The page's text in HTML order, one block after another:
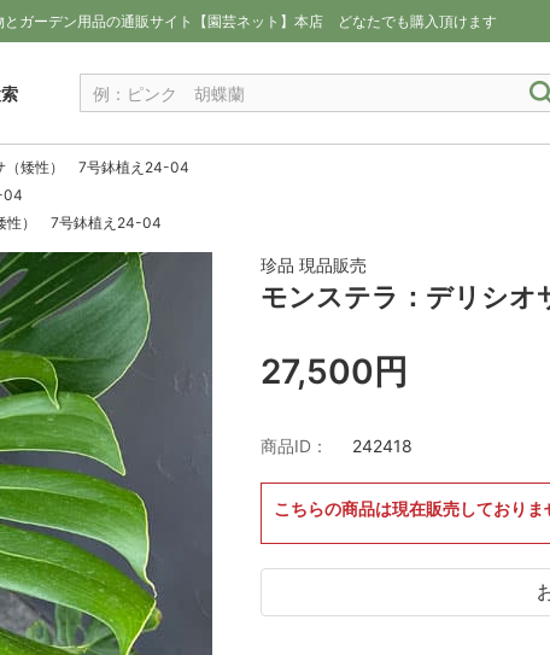
とガーデン用品の通販サイト【園芸ネット】本店 どなたでも購入頂けます
（矮性） 7号鉢植え24-04
04
性） 7号鉢植え24-04
珍品 現品販売
モンステラ：デリシ
27,500円
商品ID： 242418
こちらの商品は現在販売しておりま